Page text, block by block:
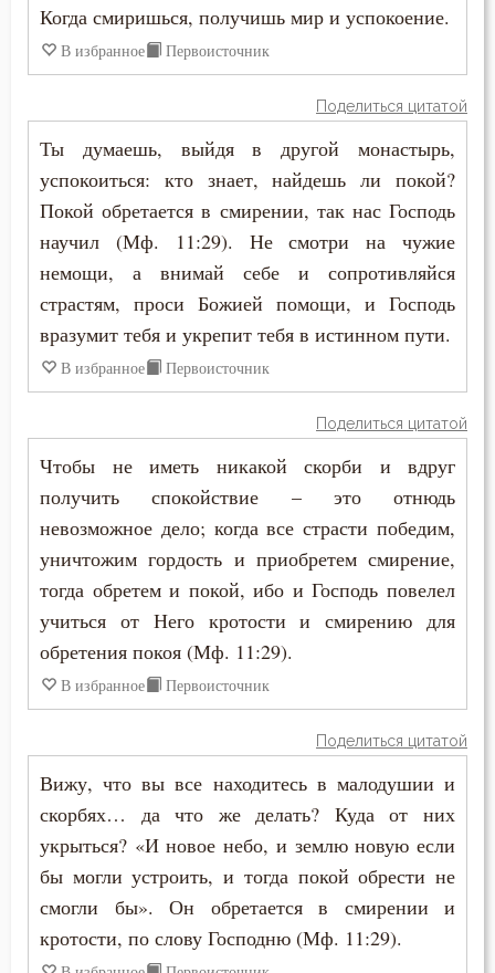
Молчание
Мысли
Наслаждение
Начальство
Нечувствие
Оправдание себя
Оскорбление
Осуждение
Отчаяние
Падение
Память
Подвиг
Иустин (Попович)
Иустин Философ
Киприан Карфагенский
Кирилл Александрийский
Кирилл Иерусалимский
Климент Римский
Лев Великий
Лука (Войно-Ясенецкий)
Макарий Великий
Макарий Оптинский (Иванов)
Максим Грек
Максим Исповедник
Марк Подвижник
Марк Эфесский
Мефодий Олимпийский
Митрофан Воронежский
Моисей Оптинский (Путилов)
Нектарий Оптинский (Тихонов)
Когда смиришься, получишь мир и успокоение.
В избранное Первоисточник
Поделиться цитатой
Ты думаешь, выйдя в другой монастырь,
успокоиться: кто знает, найдешь ли покой?
Покой обретается в смирении, так нас Господь
научил (Мф. 11:29). Не смотри на чужие
немощи, а внимай себе и сопротивляйся
страстям, проси Божией помощи, и Господь
вразумит тебя и укрепит тебя в истинном пути.
В избранное Первоисточник
Поделиться цитатой
Чтобы не иметь никакой скорби и вдруг
получить спокойствие – это отнюдь
невозможное дело; когда все страсти победим,
уничтожим гордость и приобретем смирение,
тогда обретем и покой, ибо и Господь повелел
учиться от Него кротости и смирению для
обретения покоя (Мф. 11:29).
В избранное Первоисточник
Поделиться цитатой
Вижу, что вы все находитесь в малодушии и
скорбях… да что же делать? Куда от них
укрыться? «И новое небо, и землю новую если
бы могли устроить, и тогда покой обрести не
смогли бы». Он обретается в смирении и
кротости, по слову Господню (Мф. 11:29).